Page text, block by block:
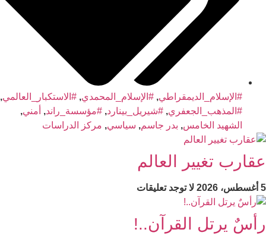
#الإسلام_الديمقراطي, #الإسلام_المحمدي, #الاستكبار_العالمي,
#المذهب_الجعفري, #شيريل_بينارد, #مؤسسة_راند, أمني,
الشهيد الخامس, بدر جاسم, سیاسي, مركز الدراسات
عقارب تغيير العالم
5 أغسطس، 2026 لا توجد تعليقات
رأسٌ يرتل القرآن..!